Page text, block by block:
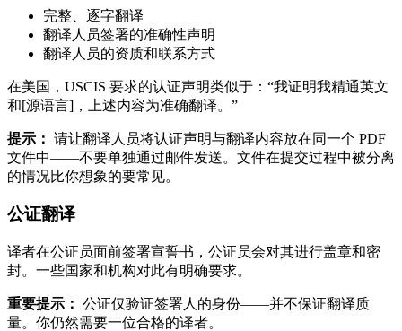
完整、逐字翻译
翻译人员签署的准确性声明
翻译人员的资质和联系方式
在美国，USCIS 要求的认证声明类似于：“我证明我精通英文
和[源语言]，上述内容为准确翻译。”
提示： 请让翻译人员将认证声明与翻译内容放在同一个 PDF
文件中——不要单独通过邮件发送。文件在提交过程中被分离
的情况比你想象的要常见。
公证翻译
译者在公证员面前签署宣誓书，公证员会对其进行盖章和密
封。一些国家和机构对此有明确要求。
重要提示： 公证仅验证签署人的身份——并不保证翻译质
量。你仍然需要一位合格的译者。